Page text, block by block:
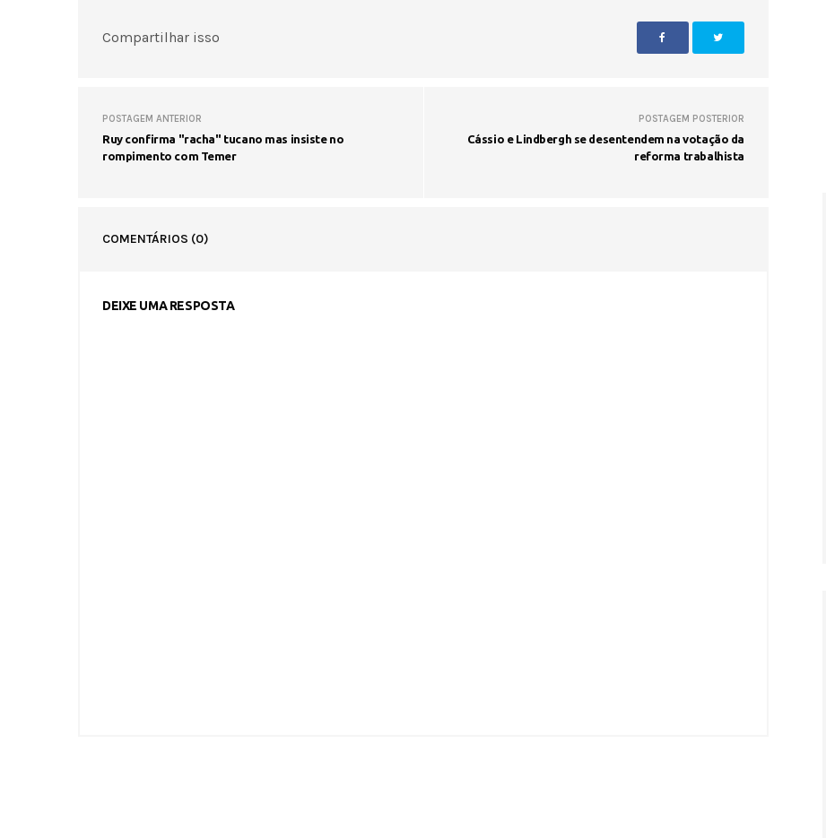
Compartilhar isso
POSTAGEM ANTERIOR
Ruy confirma "racha" tucano mas insiste no
rompimento com Temer
POSTAGEM POSTERIOR
Cássio e Lindbergh se desentendem na votação da
reforma trabalhista
COMENTÁRIOS (0)
DEIXE UMA RESPOSTA